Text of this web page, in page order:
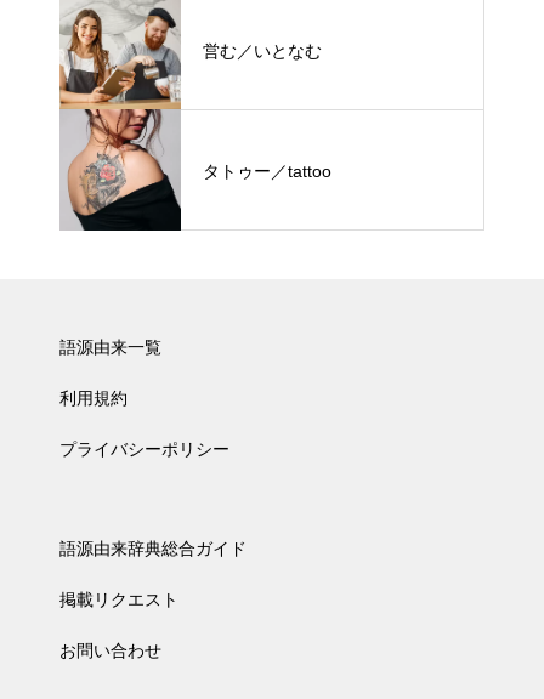
営む／いとなむ
タトゥー／tattoo
語源由来一覧
利用規約
プライバシーポリシー
語源由来辞典総合ガイド
掲載リクエスト
お問い合わせ